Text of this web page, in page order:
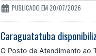
PUBLICADO EM 20/07/2026
Caraguatatuba
O Posto de Atendimento ao